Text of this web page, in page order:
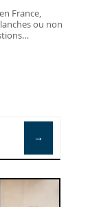
France,
ou non
…